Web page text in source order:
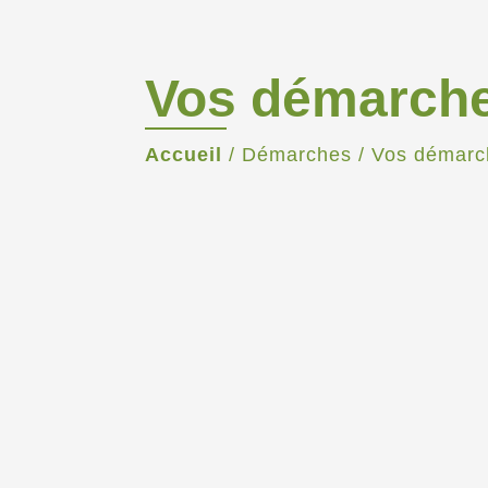
Vos
Accueil / Démarches / Vos